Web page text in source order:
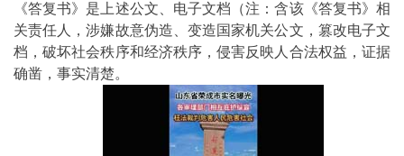
《答复书》是上述公文、电子文档（注：含该《答复书》相
关责任人，涉嫌故意伪造、变造国家机关公文，篡改电子文
档，破坏社会秩序和经济秩序，侵害反映人合法权益，证据
确凿，事实清楚。